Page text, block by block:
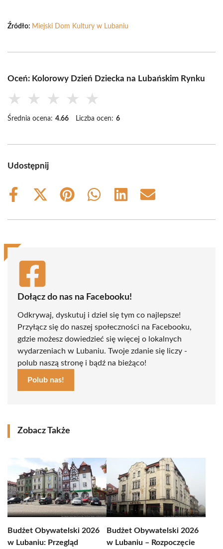
Źródło: Miejski Dom Kultury w Lubaniu
Oceń: Kolorowy Dzień Dziecka na Lubańskim Rynku
★ ★ ★ ★ ★
Średnia ocena: 4.66 Liczba ocen: 6
Udostępnij
Share
Share
(Twitter)
Share
Share
Share
Share
Dołącz do nas na Facebooku!
Odkrywaj, dyskutuj i dziel się tym co najlepsze!
Przyłącz się do naszej społeczności na Facebooku,
gdzie możesz dowiedzieć się więcej o lokalnych
wydarzeniach w Lubaniu. Twoje zdanie się liczy -
polub naszą stronę i bądź na bieżąco!
Polub nas!
Zobacz Także
Budżet Obywatelski 2026
w Lubaniu: Przegląd
Budżet Obywatelski 2026
w Lubaniu – Rozpoczęcie